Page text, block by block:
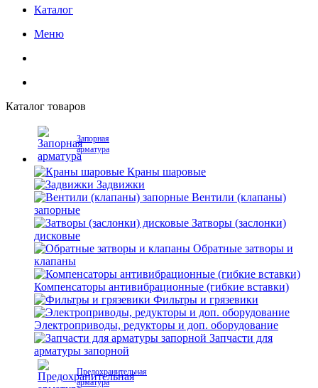
Каталог
Меню
Каталог товаров
Запорная
арматура
Краны шаровые
Задвижки
Вентили (клапаны)
запорные
Затворы (заслонки)
дисковые
Обратные затворы и
клапаны
Компенсаторы антивибрационные (гибкие вставки)
Фильтры и грязевики
Электроприводы, редукторы и доп. оборудование
Запчасти для
арматуры запорной
Предохранительная
арматура